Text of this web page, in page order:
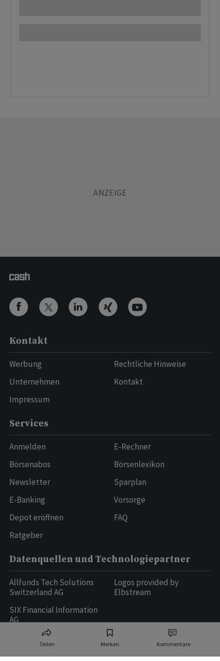
Teilen Merken Kommentare
Kontakt
Werbung
Unternehmen
Impressum
Rechtliche Hinweise
Kontakt
Services
Anmelden
Börsenabos
Newsletter
E-Banking
Depot eröffnen
Ratgeber
E-Rechner
Börsenlexikon
Sparplan
Vorsorge
FAQ
Datenquellen und Technologiepartner
Allfunds Tech Solutions
Switzerland AG
SIX Financial Information
AG
Logos provided by
Elbstream
Ringier AG | Ringier Medien Schweiz